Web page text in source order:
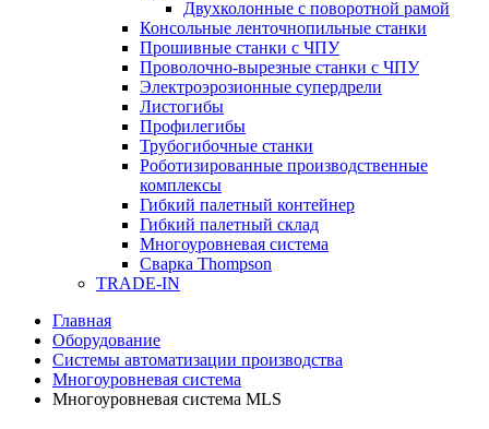
Двухколонные с поворотной рамой
Консольные ленточнопильные станки
Прошивные станки с ЧПУ
Проволочно-вырезные станки с ЧПУ
Электроэрозионные супердрели
Листогибы
Профилегибы
Трубогибочные станки
Роботизированные производственные
комплексы
Гибкий палетный контейнер
Гибкий палетный склад
Многоуровневая система
Сварка Thompson
TRADE-IN
Главная
Оборудование
Системы автоматизации производства
Многоуровневая система
Многоуровневая система MLS